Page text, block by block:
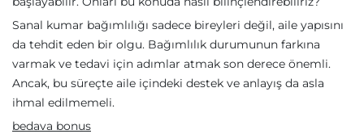
Sanal kumar bağımlılığı sadece bireyleri değil, aile yapısını
da tehdit eden bir olgu. Bağımlılık durumunun farkına
varmak ve tedavi için adımlar atmak son derece önemli.
Ancak, bu süreçte aile içindeki destek ve anlayış da asla
ihmal edilmemeli.
bedava bonus